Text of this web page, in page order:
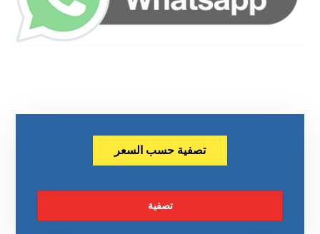
تصفية حسب السعر
تصفية